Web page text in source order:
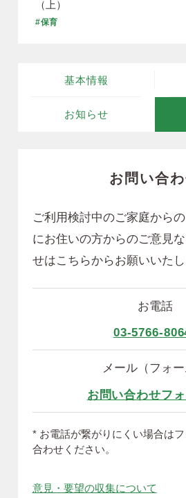
（上）
#保育
基本情報
お知らせ
お問い合
ご利用検討中のご家庭から
にお住いの方からのご意見な
せはこちらからお願いいたし
お電話
03-5766-
メール（フォー
お問い合わせフ
* お電話が繋がりにくい場合は
合わせください。
意見・要望の収集について